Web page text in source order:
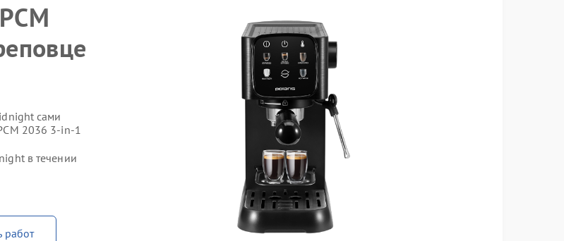
сами
2036 3-in-1
в течении
работ